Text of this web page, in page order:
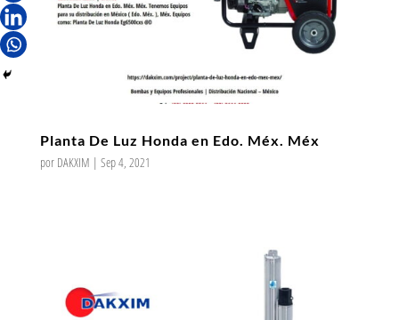
Planta De Luz Honda en Edo. Méx. Méx
por DAKXIM | Sep 4, 2021